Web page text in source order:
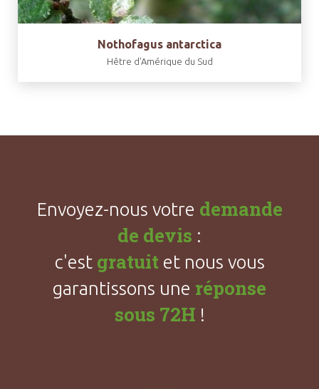
Nothofagus antarctica
Hêtre d'Amérique du Sud
Envoyez-nous votre demande
de devis :
c'est gratuit et nous vous
garantissons une réponse
sous 72H !